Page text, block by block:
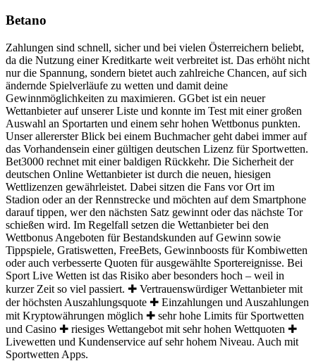
Betano
Zahlungen sind schnell, sicher und bei vielen Österreichern beliebt,
da die Nutzung einer Kreditkarte weit verbreitet ist. Das erhöht nicht
nur die Spannung, sondern bietet auch zahlreiche Chancen, auf sich
ändernde Spielverläufe zu wetten und damit deine
Gewinnmöglichkeiten zu maximieren. GGbet ist ein neuer
Wettanbieter auf unserer Liste und konnte im Test mit einer großen
Auswahl an Sportarten und einem sehr hohen Wettbonus punkten.
Unser allererster Blick bei einem Buchmacher geht dabei immer auf
das Vorhandensein einer gültigen deutschen Lizenz für Sportwetten.
Bet3000 rechnet mit einer baldigen Rückkehr. Die Sicherheit der
deutschen Online Wettanbieter ist durch die neuen, hiesigen
Wettlizenzen gewährleistet. Dabei sitzen die Fans vor Ort im
Stadion oder an der Rennstrecke und möchten auf dem Smartphone
darauf tippen, wer den nächsten Satz gewinnt oder das nächste Tor
schießen wird. Im Regelfall setzen die Wettanbieter bei den
Wettbonus Angeboten für Bestandskunden auf Gewinn sowie
Tippspiele, Gratiswetten, FreeBets, Gewinnboosts für Kombiwetten
oder auch verbesserte Quoten für ausgewählte Sportereignisse. Bei
Sport Live Wetten ist das Risiko aber besonders hoch – weil in
kurzer Zeit so viel passiert. ✚ Vertrauenswürdiger Wettanbieter mit
der höchsten Auszahlungsquote ✚ Einzahlungen und Auszahlungen
mit Kryptowährungen möglich ✚ sehr hohe Limits für Sportwetten
und Casino ✚ riesiges Wettangebot mit sehr hohen Wettquoten ✚
Livewetten und Kundenservice auf sehr hohem Niveau. Auch mit
Sportwetten Apps.